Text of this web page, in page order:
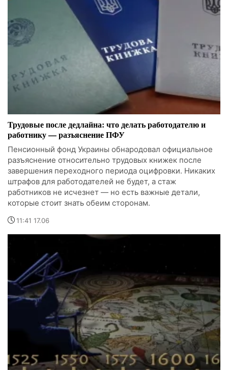
Трудовые после дедлайна: что делать работодателю и
работнику — разъяснение ПФУ
Пенсионный фонд Украины обнародовал официальное
разъяснение относительно трудовых книжек после
завершения переходного периода оцифровки. Никаких
штрафов для работодателей не будет, а стаж
работников не исчезнет — но есть важные детали,
которые стоит знать обеим сторонам.
11:41 17.06